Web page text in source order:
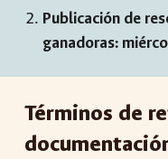
Publicación de
ganadoras:
Términos de